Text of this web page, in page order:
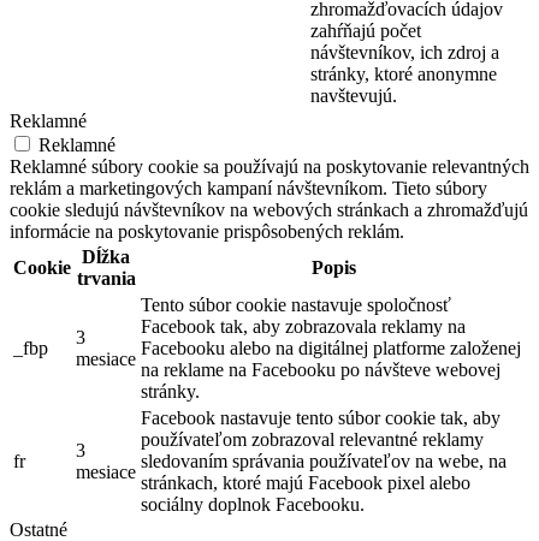
zhromažďovacích údajov
zahŕňajú počet
návštevníkov, ich zdroj a
stránky, ktoré anonymne
navštevujú.
Reklamné
Reklamné
Reklamné súbory cookie sa používajú na poskytovanie relevantných
reklám a marketingových kampaní návštevníkom. Tieto súbory
cookie sledujú návštevníkov na webových stránkach a zhromažďujú
informácie na poskytovanie prispôsobených reklám.
Cookie
Dĺžka
trvania
Popis
_fbp
3
mesiace
Tento súbor cookie nastavuje spoločnosť
Facebook tak, aby zobrazovala reklamy na
Facebooku alebo na digitálnej platforme založenej
na reklame na Facebooku po návšteve webovej
stránky.
fr
3
mesiace
Facebook nastavuje tento súbor cookie tak, aby
používateľom zobrazoval relevantné reklamy
sledovaním správania používateľov na webe, na
stránkach, ktoré majú Facebook pixel alebo
sociálny doplnok Facebooku.
Ostatné